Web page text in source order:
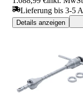
Lieferung bis 3-5
Details anzeigen